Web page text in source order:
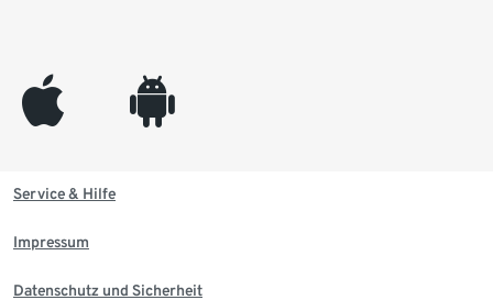
appleinc android
Service & Hilfe
Impressum
Datenschutz und Sicherheit